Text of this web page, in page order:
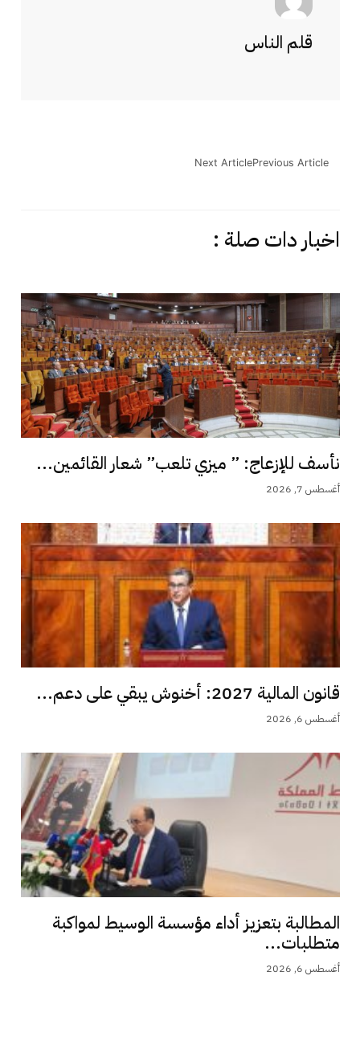
قلم الناس
Previous Article
Next Article
اخبار دات صلة :
نأسف للإزعاج: ” ميزي تلعب” شعار القائمين...
أغسطس 7, 2026
قانون المالية 2027: أخنوش يبقي على دعم...
أغسطس 6, 2026
المطالبة بتعزيز أداء مؤسسة الوسيط لمواكبة
متطلبات...
أغسطس 6, 2026